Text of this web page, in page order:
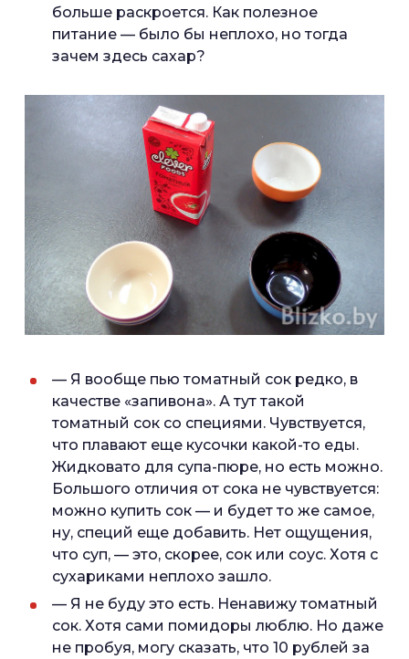
больше раскроется. Как полезное
питание — было бы неплохо, но тогда
зачем здесь сахар?
— Я вообще пью томатный сок редко, в
качестве «запивона». А тут такой
томатный сок со специями. Чувствуется,
что плавают еще кусочки какой-то еды.
Жидковато для супа-пюре, но есть можно.
Большого отличия от сока не чувствуется:
можно купить сок — и будет то же самое,
ну, специй еще добавить. Нет ощущения,
что суп, — это, скорее, сок или соус. Хотя с
сухариками неплохо зашло.
— Я не буду это есть. Ненавижу томатный
сок. Хотя сами помидоры люблю. Но даже
не пробуя, могу сказать, что 10 рублей за